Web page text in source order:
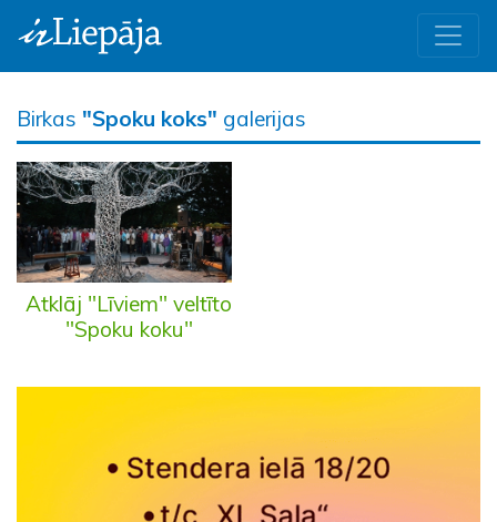
Birkas "Spoku koks" galerijas
Atklāj "Līviem" veltīto
"Spoku koku"